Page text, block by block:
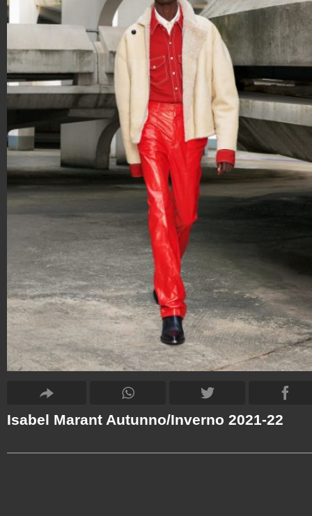
Isabel Marant Autunno/Inverno 2021-22